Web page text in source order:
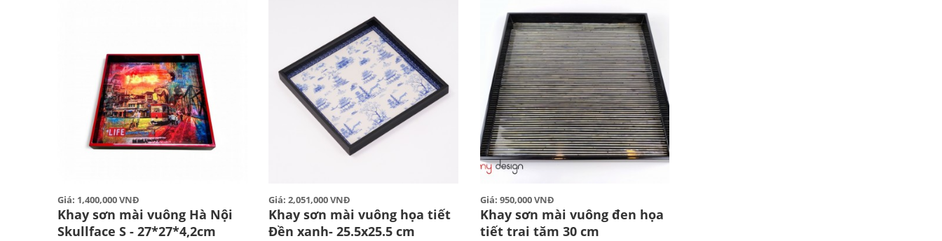
Giá: 1,400,000 VNĐ
Khay sơn mài vuông Hà Nội
Skullface S - 27*27*4,2cm
Giá: 2,051,000 VNĐ
Khay sơn mài vuông họa tiết
Đền xanh- 25.5x25.5 cm
Giá: 950,000 VNĐ
Khay sơn mài vuông đen họa
tiết trai tăm 30 cm